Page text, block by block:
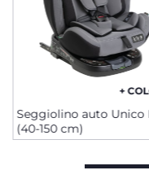
+
Seggiolino auto Unico
(40-150 cm)